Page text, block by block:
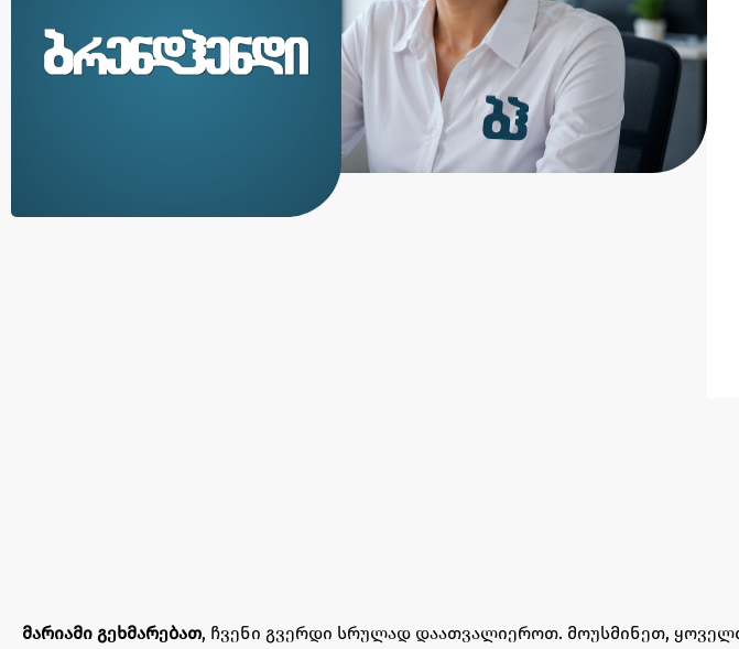
მარიამი გეხმარებათ, ჩვენი გვერდი სრულად დაათვალიეროთ. მოუსმინეთ,